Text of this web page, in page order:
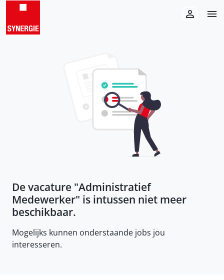
De vacature "Administratief
Medewerker" is intussen niet meer
beschikbaar.
Mogelijks kunnen onderstaande jobs jou
interesseren.